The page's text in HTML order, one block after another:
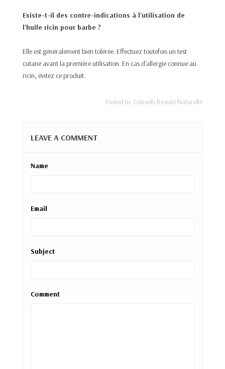
Existe-t-il des contre-indications à l'utilisation de
l'huile ricin pour barbe ?
Elle est généralement bien tolérée. Effectuez toutefois un test
cutané avant la première utilisation. En cas d'allergie connue au
ricin, évitez ce produit.
Posted in: Conseils Beauté Naturelle
LEAVE A COMMENT
Name
Email
Subject
Comment